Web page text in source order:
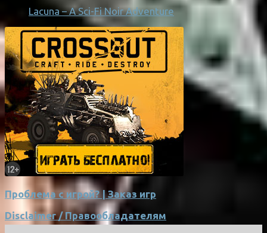
Lacuna – A Sci-Fi Noir Adventure
Проблема с игрой? | Заказ игр
Disclaimer / Правообладателям